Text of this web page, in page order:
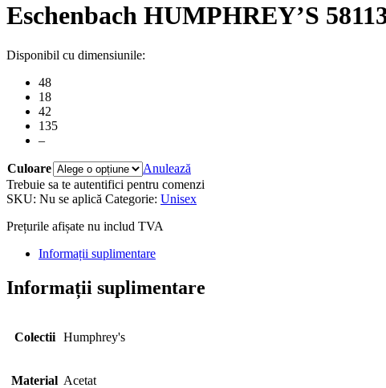
Eschenbach HUMPHREY’S
Disponibil cu dimensiunile:
48
18
42
135
–
Culoare
Anulează
Trebuie sa te autentifici pentru comenzi
SKU: Nu se aplică Categorie: Unisex
Prețurile afișate nu includ TVA
Informații suplimentare
Informații suplimentare
Colectii Humphrey's
Material Acetat